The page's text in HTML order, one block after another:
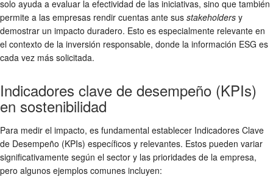
solo ayuda a evaluar la efectividad de las iniciativas, sino que también
permite a las empresas rendir cuentas ante sus stakeholders y
demostrar un impacto duradero. Esto es especialmente relevante en
el contexto de la inversión responsable, donde la información ESG es
cada vez más solicitada.
Indicadores clave de desempeño (KPIs)
en sostenibilidad
Para medir el impacto, es fundamental establecer Indicadores Clave
de Desempeño (KPIs) específicos y relevantes. Estos pueden variar
significativamente según el sector y las prioridades de la empresa,
pero algunos ejemplos comunes incluyen: